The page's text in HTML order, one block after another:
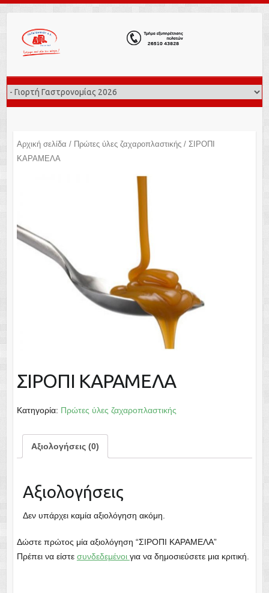
Αρχική σελίδα / Πρώτες ύλες ζαχαροπλαστικής/ ΣΙΡΟΠΙ
ΚΑΡΑΜΕΛΑ
ΣΙΡΟΠΙ ΚΑΡΑΜΕΛΑ
Κατηγορία: Πρώτες ύλες ζαχαροπλαστικής
Αξιολογήσεις (0)
Αξιολογήσεις
Δεν υπάρχει καμία αξιολόγηση ακόμη.
Δώστε πρώτος μία αξιολόγηση “ΣΙΡΟΠΙ ΚΑΡΑΜΕΛΑ”
Πρέπει να είστε συνδεδεμένοι για να δημοσιεύσετε μια κριτική.